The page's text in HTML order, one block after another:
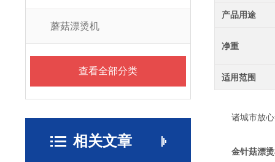
蘑菇漂烫机
查看全部分类
相关文章
产品用途
净重
适用范围
诸城市放心
金针菇漂